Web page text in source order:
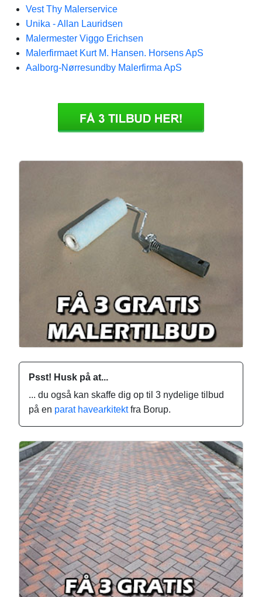
Vest Thy Malerservice
Unika - Allan Lauridsen
Malermester Viggo Erichsen
Malerfirmaet Kurt M. Hansen. Horsens ApS
Aalborg-Nørresundby Malerfirma ApS
Psst! Husk på at...
... du også kan skaffe dig op til 3 nydelige tilbud
på en parat havearkitektfra Borup.